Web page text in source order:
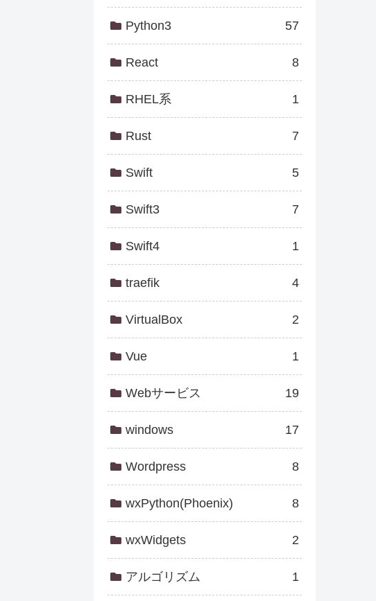
Python3 57
React 8
RHEL系 1
Rust 7
Swift 5
Swift3 7
Swift4 1
traefik 4
VirtualBox 2
Vue 1
Webサービス 19
windows 17
Wordpress 8
wxPython(Phoenix) 8
wxWidgets 2
アルゴリズム 1